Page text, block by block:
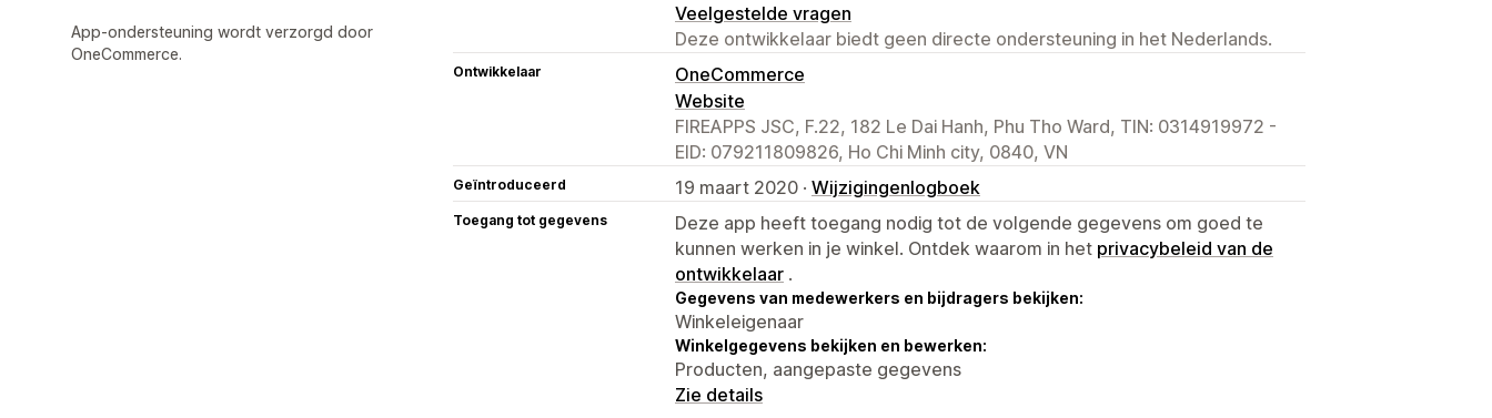
App-ondersteuning wordt verzorgd door
OneCommerce.
Veelgestelde vragen
Deze ontwikkelaar biedt geen directe ondersteuning in het Nederlands.
Ontwikkelaar
OneCommerce
Website
FIREAPPS JSC, F.22, 182 Le Dai Hanh, Phu Tho Ward, TIN: 0314919972 -
EID: 079211809826, Ho Chi Minh city, 0840, VN
Geïntroduceerd 19 maart 2020 · Wijzigingenlogboek
Toegang tot gegevens
Deze app heeft toegang nodig tot de volgende gegevens om goed te
kunnen werken in je winkel. Ontdek waarom in het privacybeleid van de
ontwikkelaar .
Gegevens van medewerkers en bijdragers bekijken:
Winkeleigenaar
Winkelgegevens bekijken en bewerken:
Producten, aangepaste gegevens
Zie details